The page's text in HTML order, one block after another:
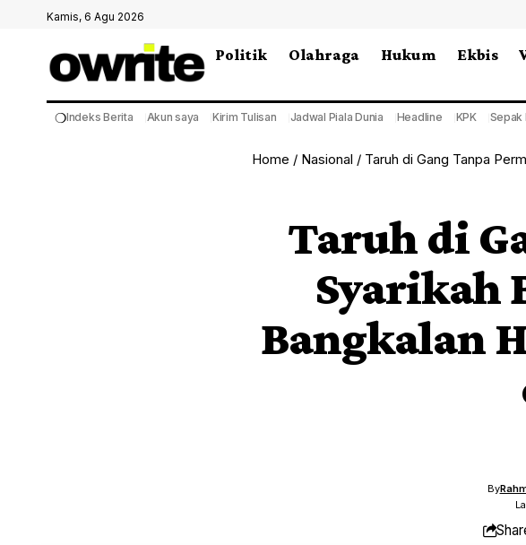
Kamis, 6 Agu 2026
Politik Olahraga Hukum Ekbis
❍Indeks Berita Akun saya Kirim Tulisan Jadwal Piala Dunia Headline KPK Sepak
Home / Nasional / Taruh di Gang Tanpa
Taruh di
Syarikah
Bangkalan
By